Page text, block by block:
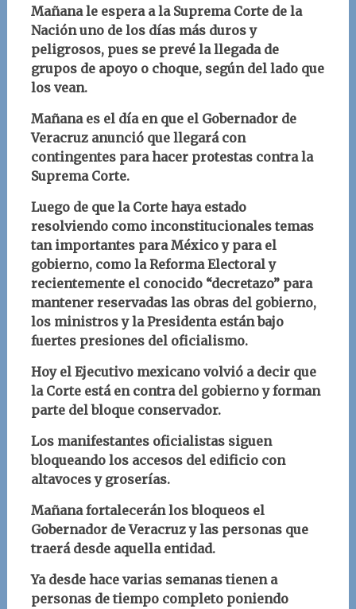
Mañana le espera a la Suprema Corte de la
Nación uno de los días más duros y
peligrosos, pues se prevé la llegada de
grupos de apoyo o choque, según del lado que
los vean.
Mañana es el día en que el Gobernador de
Veracruz anunció que llegará con
contingentes para hacer protestas contra la
Suprema Corte.
Luego de que la Corte haya estado
resolviendo como inconstitucionales temas
tan importantes para México y para el
gobierno, como la Reforma Electoral y
recientemente el conocido “decretazo” para
mantener reservadas las obras del gobierno,
los ministros y la Presidenta están bajo
fuertes presiones del oficialismo.
Hoy el Ejecutivo mexicano volvió a decir que
la Corte está en contra del gobierno y forman
parte del bloque conservador.
Los manifestantes oficialistas siguen
bloqueando los accesos del edificio con
altavoces y groserías.
Mañana fortalecerán los bloqueos el
Gobernador de Veracruz y las personas que
traerá desde aquella entidad.
Ya desde hace varias semanas tienen a
personas de tiempo completo poniendo